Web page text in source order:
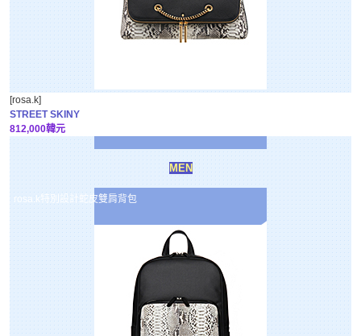
[rosa.k]
STREET SKINY
812,000韓元
MEN
rosa.k特別設計蛇皮雙肩背包